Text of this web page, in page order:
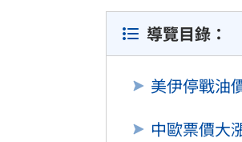
導覽目錄：
美伊停戰油
中歐票價大